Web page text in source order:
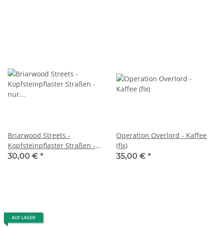
Briarwood Streets -
Kopfsteinpflaster Straßen -
nur Kurven - SET (6)
30,00 € *
Operation Overlord - Kaffee
(fix)
35,00 € *
AUF LAGER